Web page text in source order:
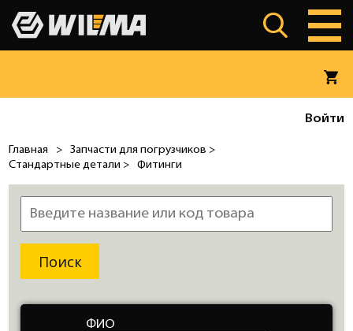
Войти
Главная >
Запчасти для погрузчиков >
Стандартные детали >
Фитинги
ФИО